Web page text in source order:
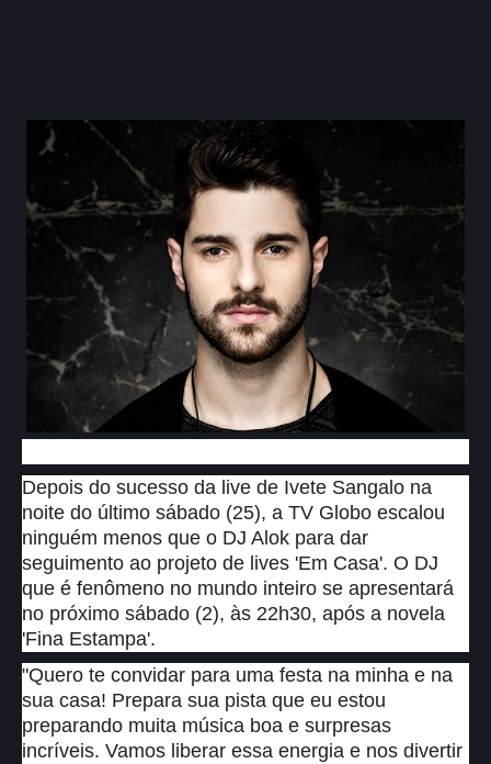
Depois do sucesso da live de Ivete Sangalo na
noite do último sábado (25), a TV Globo escalou
ninguém menos que o DJ Alok para dar
seguimento ao projeto de lives 'Em Casa'. O DJ
que é fenômeno no mundo inteiro se apresentará
no próximo sábado (2), às 22h30, após a novela
'Fina Estampa'.
"Quero te convidar para uma festa na minha e na
sua casa! Prepara sua pista que eu estou
preparando muita música boa e surpresas
incríveis. Vamos liberar essa energia e nos divertir